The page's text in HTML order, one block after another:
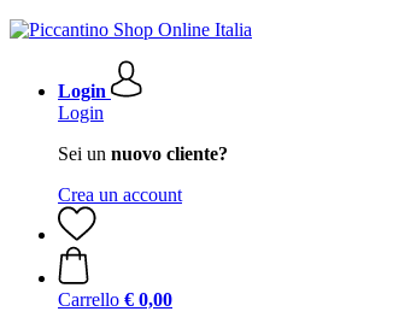
Login
Login
Sei un nuovo cliente?
Crea un account
Carrello € 0,00